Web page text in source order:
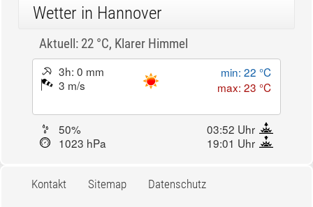
Wetter in Hannover
Aktuell: 22 °C, Klarer Himmel
3h: 0 mm
3 m/s
min: 22 °C
max: 23 °C
50%
03:52 Uhr
1023 hPa
19:01 Uhr
Kontakt Sitemap Datenschutz